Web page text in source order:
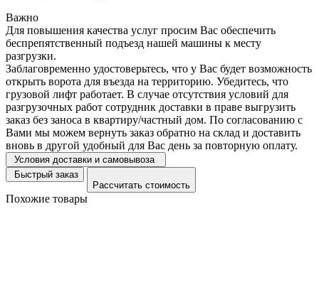
Важно
Для повышения качества услуг просим Вас обеспечить
беспрепятственный подъезд нашей машины к месту
разгрузки.
Заблаговременно удостоверьтесь, что у Вас будет возможность
открыть ворота для въезда на территорию. Убедитесь, что
грузовой лифт работает. В случае отсутствия условий для
разгрузочных работ сотрудник доставки в праве выгрузить
заказ без заноса в квартиру/частный дом. По согласованию с
Вами мы можем вернуть заказ обратно на склад и доставить
вновь в другой удобный для Вас день за повторную оплату.
Условия доставки и самовывоза
Быстрый заказ
Рассчитать стоимость
Похожие товары